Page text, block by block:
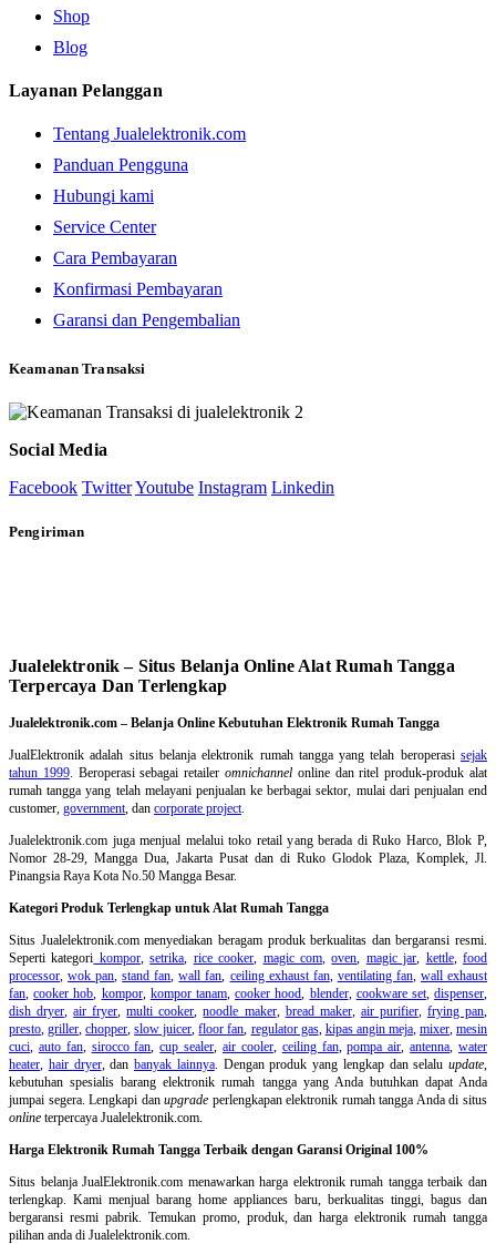
Shop
Blog
Layanan Pelanggan
Tentang Jualelektronik.com
Panduan Pengguna
Hubungi kami
Service Center
Cara Pembayaran
Konfirmasi Pembayaran
Garansi dan Pengembalian
Keamanan Transaksi
Social Media
Facebook TwitterYoutube Instagram Linkedin
Pengiriman
Jualelektronik – Situs Belanja Online Alat Rumah Tangga
Terpercaya Dan Terlengkap
Jualelektronik.com – Belanja Online Kebutuhan Elektronik Rumah Tangga
JualElektronik adalah situs belanja elektronik rumah tanggayang telah beroperasisejak
tahun 1999. Beroperasi sebagai retaileromnichannel online dan ritel produk-produk alat
rumah tangga yang telah melayani penjualan ke berbagai sektor, mulai dari penjualan end
customer, government , dan corporate project
Jualelektronik.com juga menjual melalui toko retail yang berada di Ruko Harco, Blok P,
Nomor 28-29, Mangga Dua, Jakarta Pusat dan di Ruko Glodok Plaza, Komplek, Jl.
Pinangsia Raya Kota No.50 Mangga Besar.
Kategori Produk Terlengkap untuk Alat Rumah Tangga
Situs Jualelektronik.com menyediakan beragam produk berkualitas dan bergaransi resmi.
Seperti kategori kompor,setrika rice cooker magic com,oven magic jar kettle,food
processor ,wok pan ,stand fan ,wall fan ceiling exhaust fan, ventilating fan, wall exhaust
fan ,cooker hob kompor, kompor tanam,cooker hood blender, cookware set,dispenser
dish dryer ,air fryer ,multi cooker ,noodle maker, bread maker, air purifier, frying pan
presto ,griller ,chopper ,slow juicer ,floor fan regulator gas, kipas angin meja, mixer,mesin
cuci auto fan, sirocco fan ,cup sealer ,air cooler, ceiling fan,pompa air ,antenna ,water
heater hair dryer, dan banyak lainnya. Dengan produk yang lengkap dan selalu update
kebutuhan spesialis barang elektronik rumah tangga yang Anda butuhkan dapat Anda
jumpai segera. Lengkapi danupgrade perlengkapan elektronik rumah tangga Anda di situs
online terpercaya Jualelektronik.com.
Harga Elektronik Rumah Tangga Terbaik dengan Garansi Original 100%
Situs belanjaJualElektronik.com menawarkan harga elektronik rumah tangga terbaik dan
terlengkap. Kami menjual barang home appliances baru, berkualitas tinggi, bagus dan
bergaransi resmi pabrik. Temukan promo, produk, dan harga elektronik rumah tangga
pilihan anda di Jualelektronik.com.